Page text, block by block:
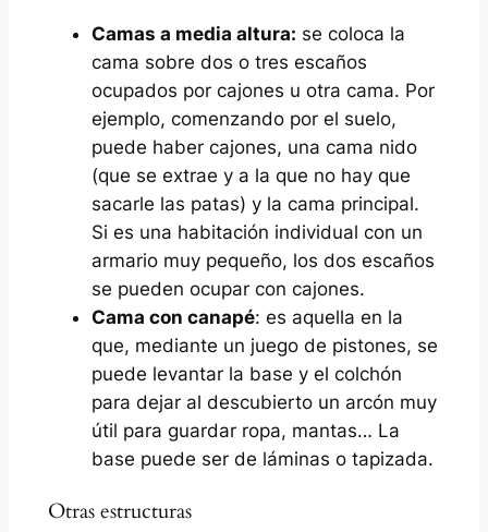
Camas a media altura: se coloca la
cama sobre dos o tres escaños
ocupados por cajones u otra cama. Por
ejemplo, comenzando por el suelo,
puede haber cajones, una cama nido
(que se extrae y a la que no hay que
sacarle las patas) y la cama principal.
Si es una habitación individual con un
armario muy pequeño, los dos escaños
se pueden ocupar con cajones.
Cama con canapé: es aquella en la
que, mediante un juego de pistones, se
puede levantar la base y el colchón
para dejar al descubierto un arcón muy
útil para guardar ropa, mantas… La
base puede ser de láminas o tapizada.
Otras estructuras